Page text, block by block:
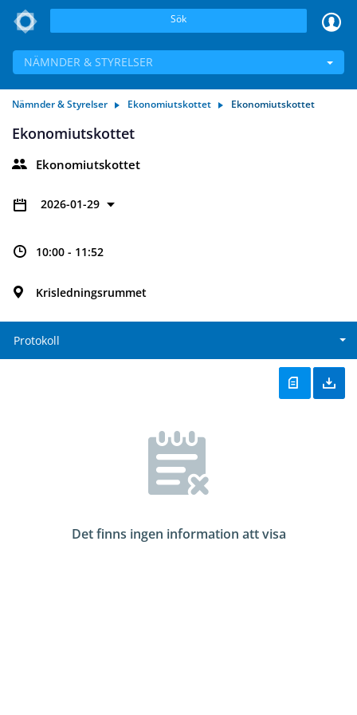
Sök
NÄMNDER & STYRELSER
Nämnder & Styrelser Ekonomiutskottet Ekonomiutskottet
Ekonomiutskottet
Ekonomiutskottet
2026-01-29
10:00 - 11:52
Krisledningsrummet
Protokoll
Det finns ingen information att visa